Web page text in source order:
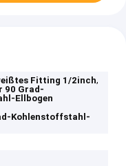
Fitting 1/2inch,
90 Grad-
Ellbogen
Kohlenstoffstahl-